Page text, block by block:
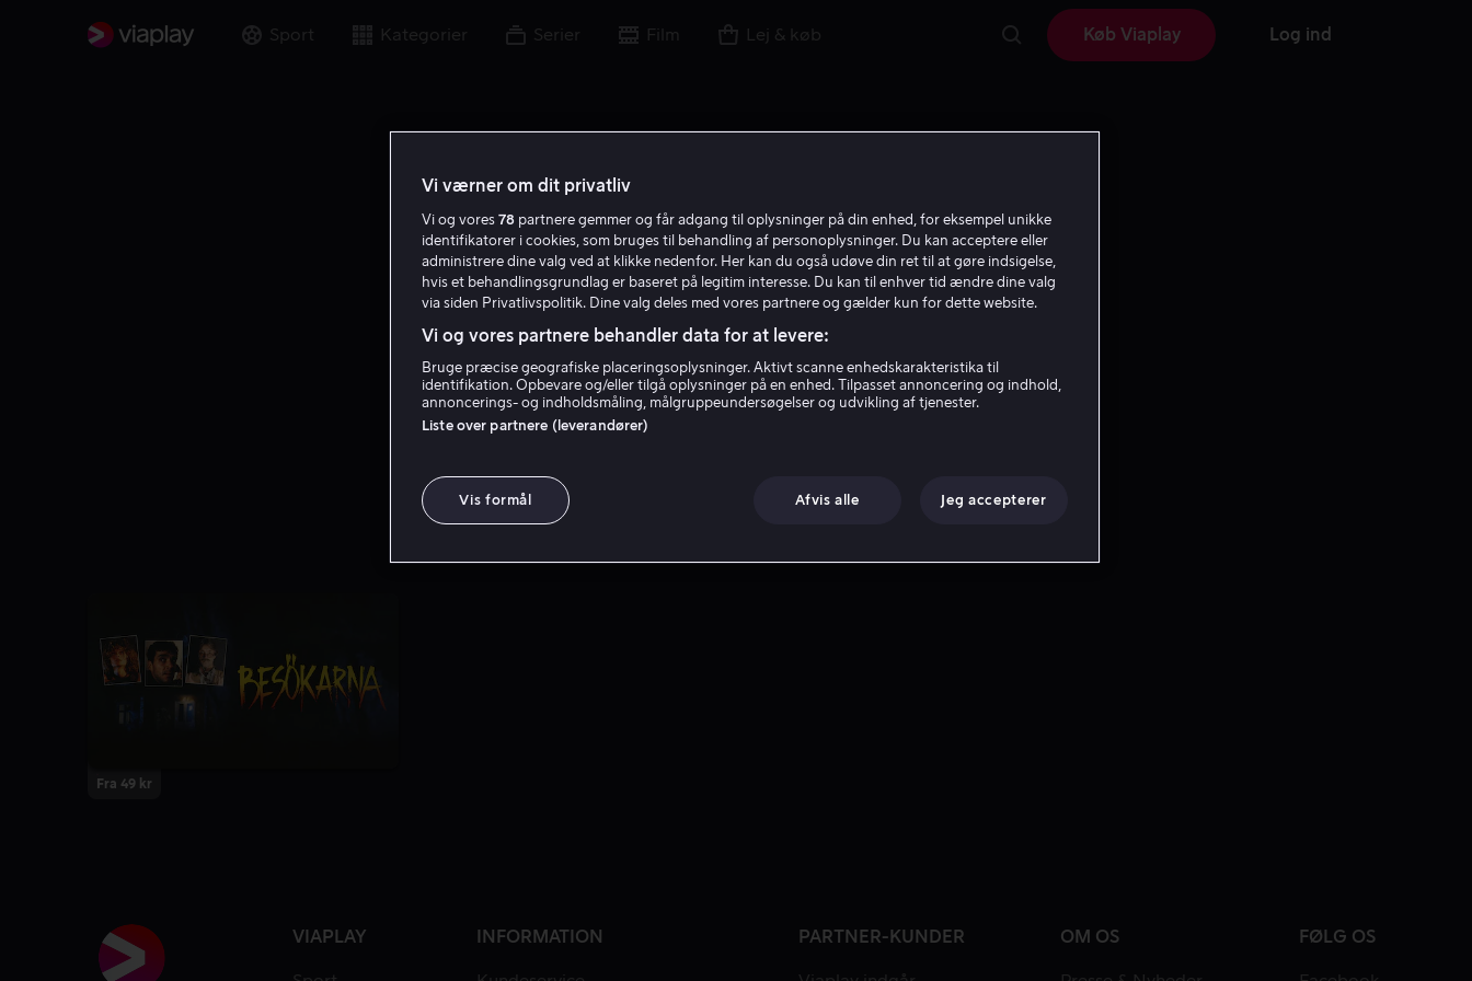
Sport Kategorier Serier Film Lej & køb Køb Viaplay Log ind
J E
Jack Ersgard
Fra 49 kr
VIAPLAY INFORMATION PARTNER-KUNDER OM OS FØLG OS
Vi værner om dit privatliv
Vi og vores 78 partnere gemmer og får adgang til oplysninger på din enhed, for eksempel unikke
identifikatorer i cookies, som bruges til behandling af personoplysninger. Du kan acceptere eller
administrere dine valg ved at klikke nedenfor. Her kan du også udøve din ret til at gøre indsigelse,
hvis et behandlingsgrundlag er baseret på legitim interesse. Du kan til enhver tid ændre dine valg
via siden Privatlivspolitik. Dine valg deles med vores partnere og gælder kun for dette website.
Vi og vores partnere behandler data for at levere:
Bruge præcise geografiske placeringsoplysninger. Aktivt scanne enhedskarakteristika til
identifikation. Opbevare og/eller tilgå oplysninger på en enhed. Tilpasset annoncering og indhold,
annoncerings- og indholdsmåling, målgruppeundersøgelser og udvikling af tjenester.
Liste over partnere (leverandører)
Vis formål Afvis alle Jeg accepterer